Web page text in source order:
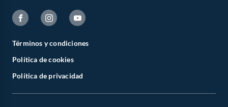
Términos y condiciones
Política de cookies
Política de privacidad